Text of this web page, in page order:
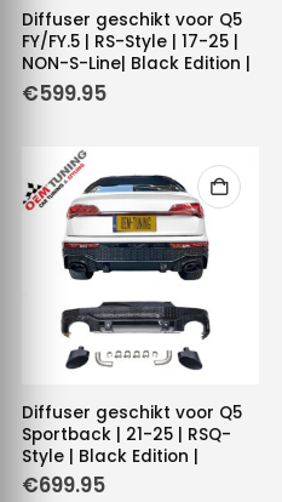
Diffuser geschikt voor Q5
FY/FY.5 | RS-Style | 17-25 |
NON-S-Line| Black Edition |
€599.95
Diffuser geschikt voor Q5
Sportback | 21-25 | RSQ-
Style | Black Edition |
€699.95